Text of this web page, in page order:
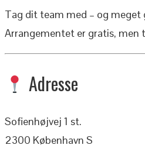
Tag dit team med – og meget
Arrangementet er gratis, men
Adresse
Sofienhøjvej 1 st.
2300 København S